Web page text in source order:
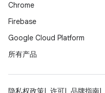
Chrome
Firebase
Google Cloud Platform
所有产品
隐私权政策 许可 品牌指南